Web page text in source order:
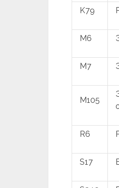
K79
M6
M7
M105
R6
S17